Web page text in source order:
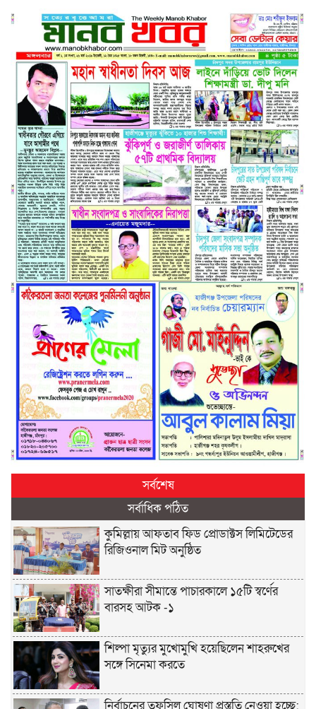
সর্বশেষ
সর্বাধিক পঠিত
কুমিল্লায় আফতাব ফিড প্রোডাক্টস লিমিটেডের
রিজিওনাল মিট অনুষ্ঠিত
সাতক্ষীরা সীমান্তে পাচারকালে ১৫টি স্বর্ণের
বারসহ আটক -১
শিল্পা মৃত্যুর মুখোমুখি হয়েছিলেন শাহরুখের
সঙ্গে সিনেমা করতে
নির্বাচনের তফসিল ঘোষণা প্রস্তুতি নেওয়া হচ্ছে: